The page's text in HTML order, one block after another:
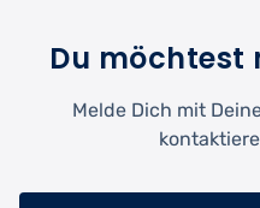
Du möchtest
Melde Dich mit